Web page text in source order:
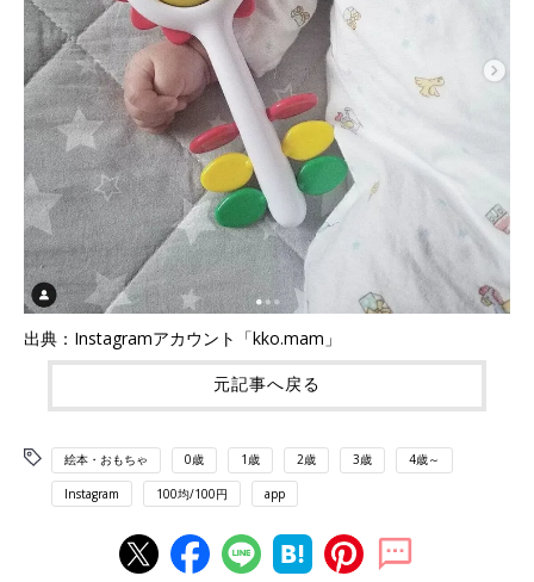
出典：Instagramアカウント「kko.mam」
元記事へ戻る
絵本・おもちゃ 0歳 1歳 2歳 3歳 4歳～
Instagram 100均/100円 app